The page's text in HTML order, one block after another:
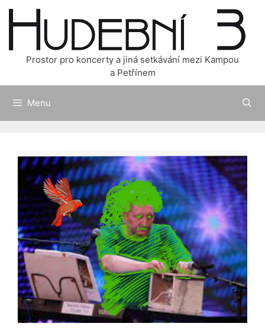
Přeskočit
Prostor pro koncerty a jiná setkávání mezi Kampou
a Petřínem
Menu